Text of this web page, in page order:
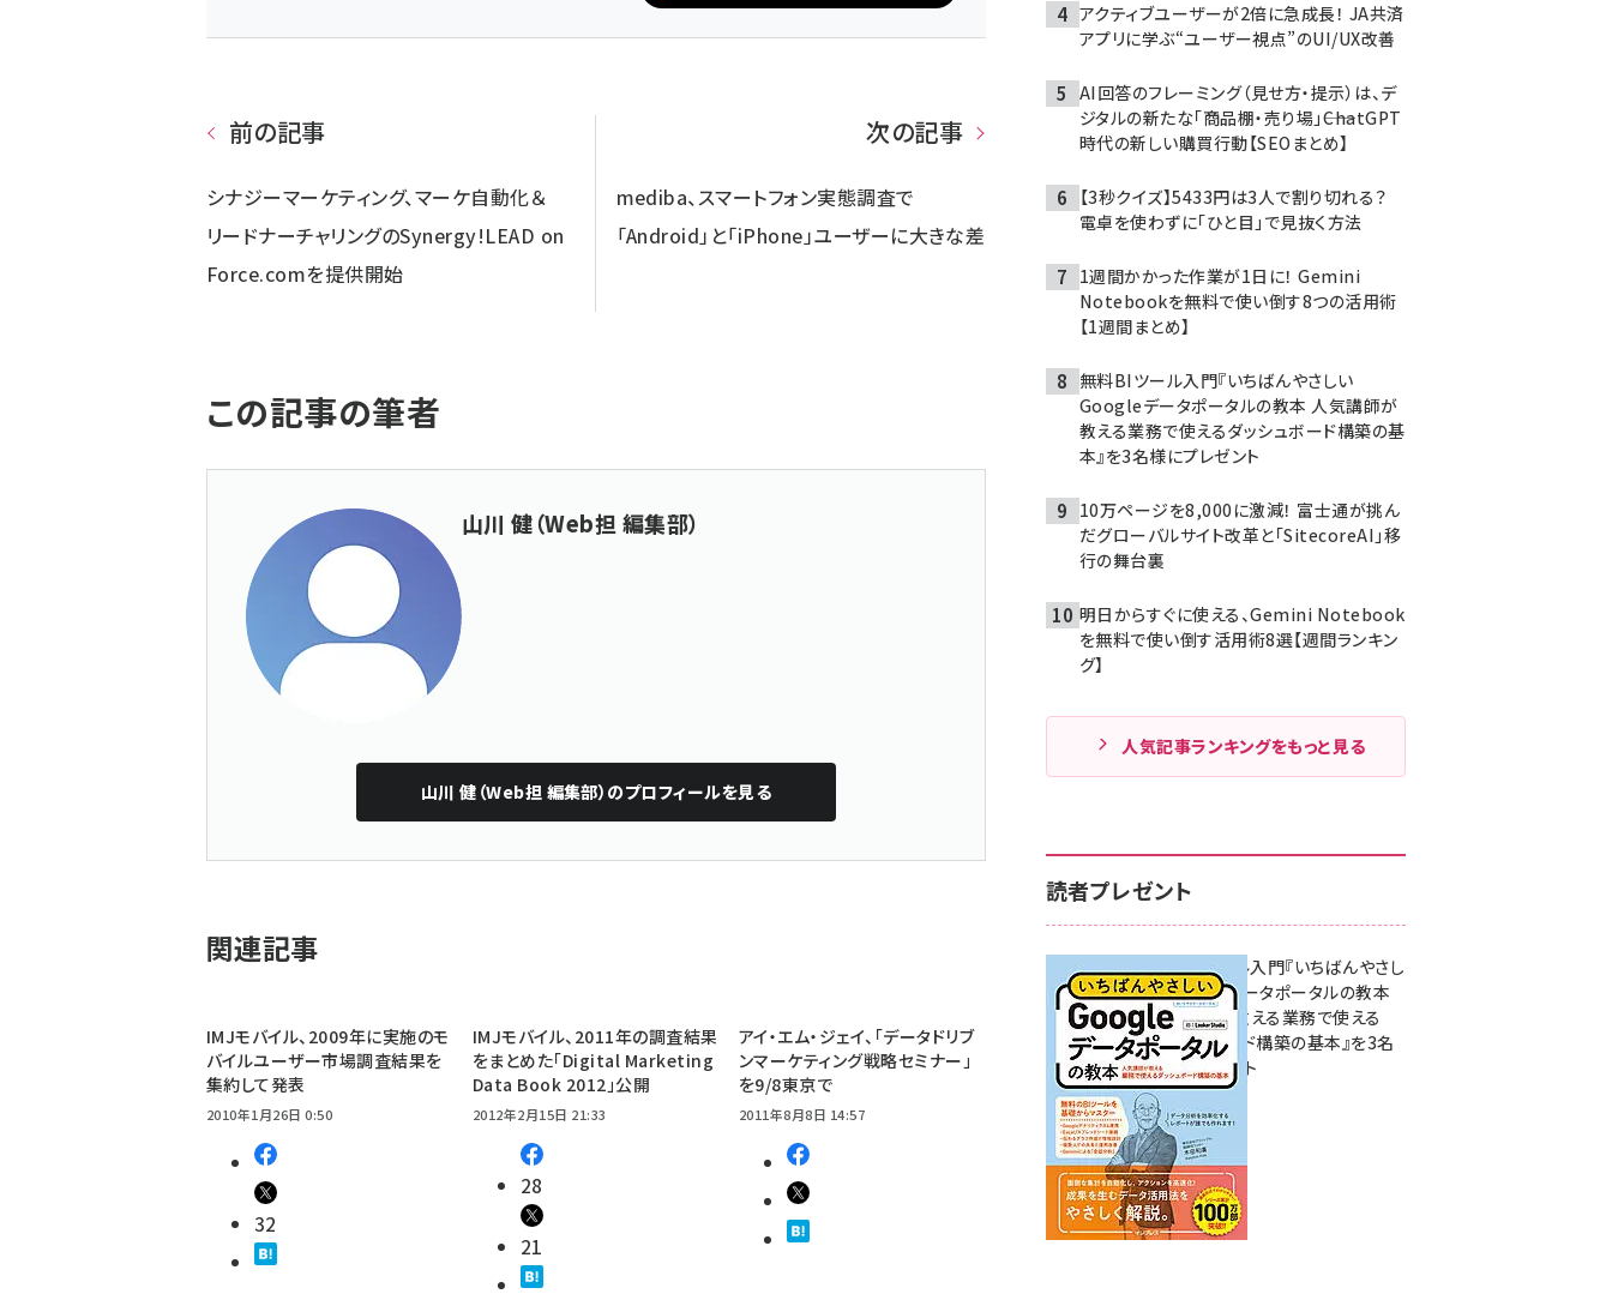
前の記事
シナジーマーケティング、マーケ自動化＆
リードナーチャリングのSynergy!LEAD on
Force.comを提供開始
次の記事
mediba、スマートフォン実態調査で
「Android」と「iPhone」ユーザーに大きな差
この記事の筆者
山川 健（Web担 編集部）
山川 健（Web担 編集部） のプロフィールを見る
関連記事
IMJモバイル、2009年に実施のモ
バイルユーザー市場調査結果を
集約して発表
2010年1月26日 0:50
32
IMJモバイル、2011年の調査結果
をまとめた「Digital Marketing
Data Book 2012」公開
2012年2月15日 21:33
28
21
アイ・エム・ジェイ、「データドリブ
ンマーケティング戦略セミナー」
を9/8東京で
2011年8月8日 14:57
アクティブユーザーが2倍に急成長！ JA共済
アプリに学ぶ“ユーザー視点”のUI/UX改善
AI回答のフレーミング（見せ方・提示）は、デ
ジタルの新たな「商品棚・売り場」――ChatGPT
時代の新しい購買行動【SEOまとめ】
【3秒クイズ】5433円は3人で割り切れる？
電卓を使わずに「ひと目」で見抜く方法
1週間かかった作業が1日に！ Gemini
Notebookを無料で使い倒す8つの活用術
【1週間まとめ】
無料BIツール入門『いちばんやさしい
Googleデータポータルの教本 人気講師が
教える業務で使えるダッシュボード構築の基
本』を3名様にプレゼント
10万ページを8,000に激減！ 富士通が挑ん
だグローバルサイト改革と「SitecoreAI」移
行の舞台裏
明日からすぐに使える、Gemini Notebook
を無料で使い倒す活用術8選【週間ランキン
グ】
人気記事ランキングをもっと見る
読者プレゼント
無料BIツール入門『いちばんやさし
いGoogleデータポータルの教本
人気講師が教える業務で使える
ダッシュボード構築の基本』を3名
様にプレゼント
7月31日 10:00